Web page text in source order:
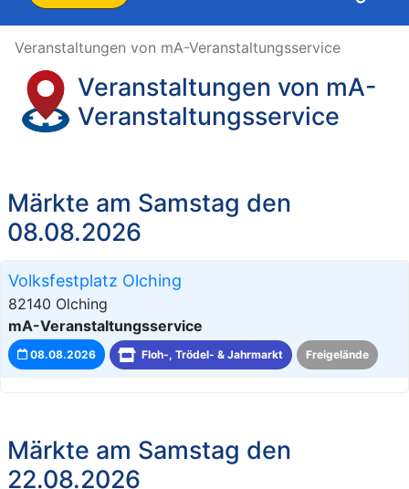
Veranstaltungen von mA-Veranstaltungsservice
Veranstaltungen von mA-
Veranstaltungsservice
Märkte am Samstag den
08.08.2026
Volksfestplatz Olching
82140 Olching
mA-Veranstaltungsservice
08.08.2026 Floh-, Trödel- & Jahrmarkt Freigelände
Märkte am Samstag den
22.08.2026